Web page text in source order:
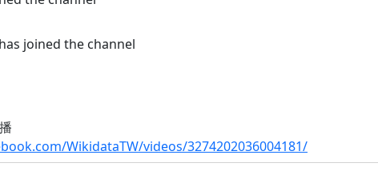
has joined the channel
WikidataTW/videos/3274202036004181/